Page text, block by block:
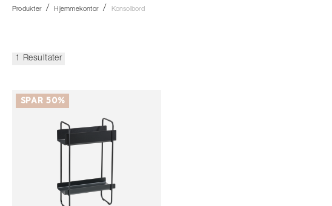
Produkter Hjemmekontor Konsolbord
1 Resultater
SPAR 50%